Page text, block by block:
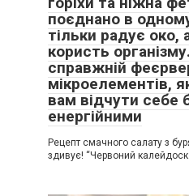
поєднано в
тільки радує око,
користь
справжній
мікроелементів,
вам відчути себе
енергійними
Рецепт смачного салату з
здивує! “Червоний